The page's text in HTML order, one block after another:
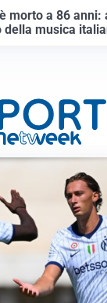
morto a 86 anni:
musica